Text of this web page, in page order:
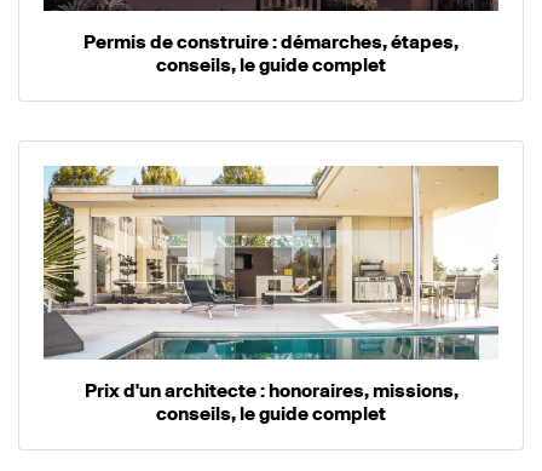
Permis de construire : démarches, étapes,
conseils, le guide complet
Prix d'un architecte : honoraires, missions,
conseils, le guide complet